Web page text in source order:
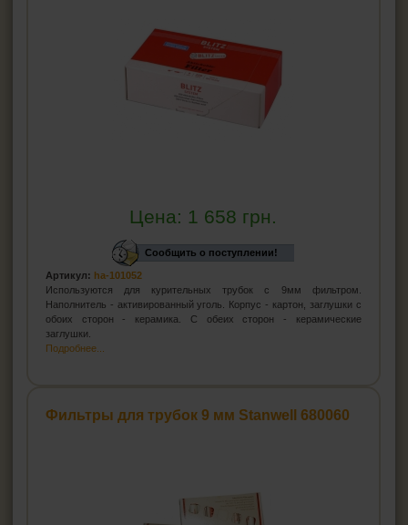
Цена: 1 658 грн.
Сообщить о поступлении!
Артикул: ha-101052
Используются для курительных трубок с 9мм фильтром.
Наполнитель - активированный уголь. Корпус - картон, заглушки с
обоих сторон - керамика. С обеих сторон - керамические
заглушки.
Подробнее...
Фильтры для трубок 9 мм Stanwell 680060